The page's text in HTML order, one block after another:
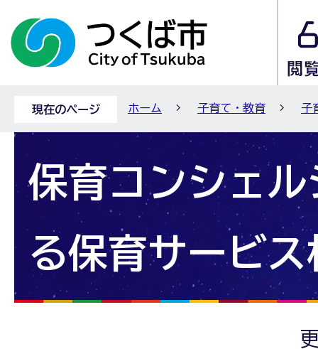
現在のページ ホーム 子育て・教育 子
保育コンシェル
る保育サービス